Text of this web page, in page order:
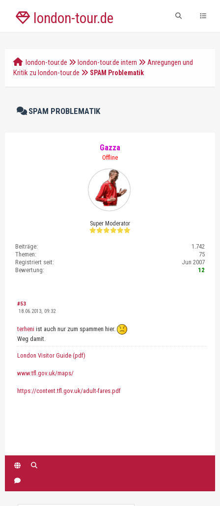
london-tour.de
london-tour.de london-tour.de intern
Anregungen und
Kritik zu london-tour.de
SPAM Problematik
SPAM PROBLEMATIK
Gazza
Offline
Super Moderator
Beiträge:
1.742
Themen:
75
Registriert seit:
Jun 2007
Bewertung:
12
#53
18.06.2013, 09:32
terheni ist auch nur zum spammen hier.
Weg damit.
London Visitor Guide (pdf)
www.tfl.gov.uk/maps/
https://content.tfl.gov.uk/adult-fares.pdf